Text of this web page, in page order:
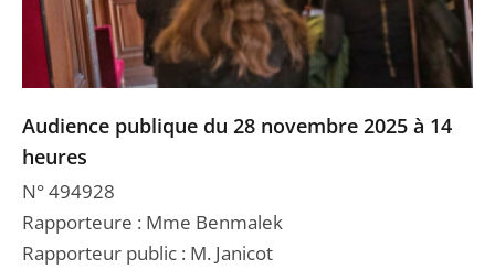
Audience publique du 28 novembre 2025 à 14
heures
N° 494928
Rapporteure : Mme Benmalek
Rapporteur public : M. Janicot